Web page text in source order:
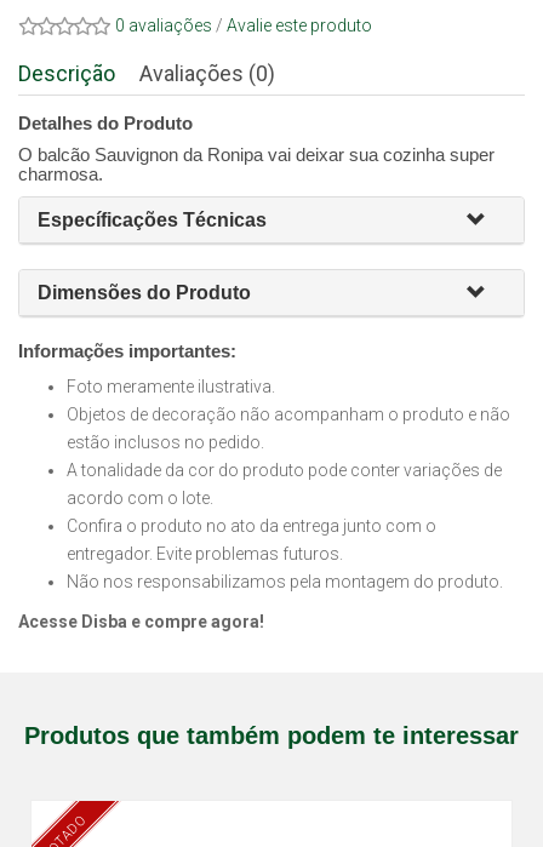
0 avaliações / Avalie este produto
Descrição Avaliações (0)
Detalhes do Produto
O balcão Sauvignon da Ronipa vai deixar sua cozinha super
charmosa.
Específicações Técnicas
Dimensões do Produto
Informações importantes:
Foto meramente ilustrativa.
Objetos de decoração não acompanham o produto e não
estão inclusos no pedido.
A tonalidade da cor do produto pode conter variações de
acordo com o lote.
Confira o produto no ato da entrega junto com o
entregador. Evite problemas futuros.
Não nos responsabilizamos pela montagem do produto.
Acesse Disba e compre agora!
Produtos que também podem te interessar